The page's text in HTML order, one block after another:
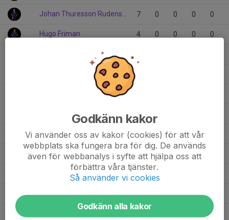
Johan Thuresson Rudenschöld 7 0 0 0 0
Hugo Friman 4 0 0 0 0
Gustav Alsén 6
Ernie Kelly 5 0 0 0
Elliot Söderholm 9 0 0 0
Axel McHugh
Axel Jatko 8 0 0 0
0
Godkänn kakor
Vi använder oss av kakor (cookies) för att vår
webbplats ska fungera bra för dig. De används
även för webbanalys i syfte att hjälpa oss att
förbättra våra tjänster.
Så använder vi cookies
Godkänn alla kakor